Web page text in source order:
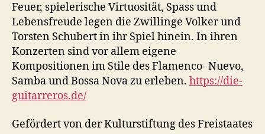
Feuer, spielerische Virtuosität, Spass und
Lebensfreude legen die Zwillinge Volker und
Torsten Schubert in ihr Spiel hinein. In ihren
Konzerten sind vor allem eigene
Kompositionen im Stile des Flamenco- Nuevo,
Samba und Bossa Nova zu erleben. https://die-
guitarreros.de/
Gefördert von der Kulturstiftung des Freistaates